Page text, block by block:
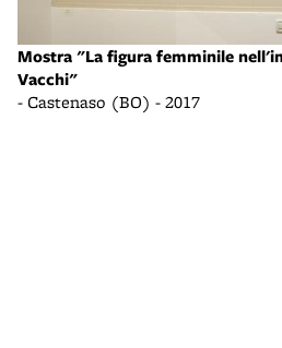
Mostra "La figura femminile
Vacchi"
- Castenaso (BO) - 2017